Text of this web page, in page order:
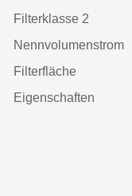
Filterklasse 2
Nennvolumenstrom
Filterfläche
Eigenschaften